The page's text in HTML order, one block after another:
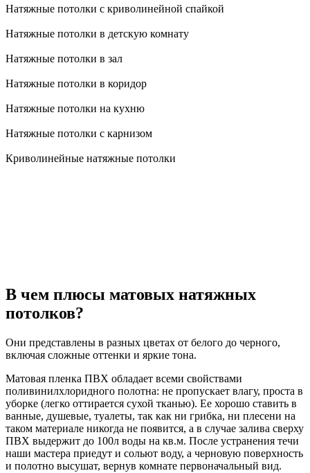
Натяжные потолки с криволинейной спайкой
Натяжные потолки в детскую комнату
Натяжные потолки в зал
Натяжные потолки в коридор
Натяжные потолки на кухню
Натяжные потолки с карнизом
Криволинейные натяжные потолки
В чем плюсы матовых натяжных
потолков?
Они представлены в разных цветах от белого до черного,
включая сложные оттенки и яркие тона.
Матовая пленка ПВХ обладает всеми свойствами
поливинилхлоридного полотна: не пропускает влагу, проста в
уборке (легко оттирается сухой тканью). Ее хорошо ставить в
ванные, душевые, туалеты, так как ни грибка, ни плесени на
таком материале никогда не появится, а в случае залива сверху
ПВХ выдержит до 100л воды на кв.м. После устранения течи
наши мастера приедут и сольют воду, а черновую поверхность
и полотно высушат, вернув комнате первоначальный вид.